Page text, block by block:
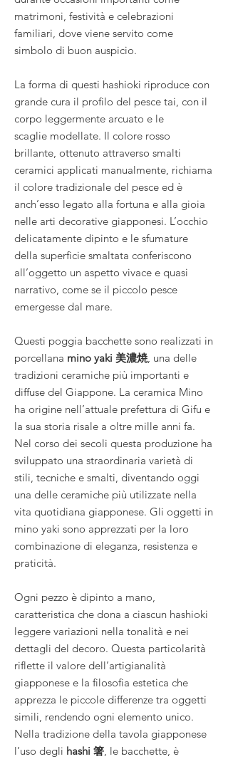
matrimoni, festività e celebrazioni
familiari, dove viene servito come
simbolo di buon auspicio.
La forma di questi hashioki riproduce con
grande cura il profilo del pesce tai, con il
corpo leggermente arcuato e le
scaglie modellate. Il colore rosso
brillante, ottenuto attraverso smalti
ceramici applicati manualmente, richiama
il colore tradizionale del pesce ed è
anch’esso legato alla fortuna e alla gioia
nelle arti decorative giapponesi. L’occhio
delicatamente dipinto e le sfumature
della superficie smaltata conferiscono
all’oggetto un aspetto vivace e quasi
narrativo, come se il piccolo pesce
emergesse dal mare.
Questi poggia bacchette sono realizzati in
porcellana mino yaki 美濃焼, una delle
tradizioni ceramiche più importanti e
diffuse del Giappone. La ceramica Mino
ha origine nell’attuale prefettura di Gifu e
la sua storia risale a oltre mille anni fa.
Nel corso dei secoli questa produzione ha
sviluppato una straordinaria varietà di
stili, tecniche e smalti, diventando oggi
una delle ceramiche più utilizzate nella
vita quotidiana giapponese. Gli oggetti in
mino yaki sono apprezzati per la loro
combinazione di eleganza, resistenza e
praticità.
Ogni pezzo è dipinto a mano,
caratteristica che dona a ciascun hashioki
leggere variazioni nella tonalità e nei
dettagli del decoro. Questa particolarità
riflette il valore dell’artigianalità
giapponese e la filosofia estetica che
apprezza le piccole differenze tra oggetti
simili, rendendo ogni elemento unico.
Nella tradizione della tavola giapponese
l’uso degli hashi 箸, le bacchette, è